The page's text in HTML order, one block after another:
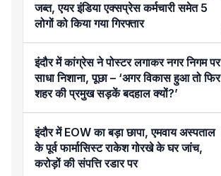
जब्त, एयर इंडिया एक्सप्रेस कर्मचारी समेत 5
लोगों को किया गया गिरफ्तार
इंदौर में कांग्रेस ने पोस्टर लगाकर नगर निगम पर
साधा निशाना, पूछा – ‘अगर विकास हुआ तो फिर
शहर की प्रमुख सड़कें बदहाल क्यों?’
इंदौर में EOW का बड़ा छापा, एमवाय अस्पताल
के पूर्व फार्मासिस्ट राकेश गोरखे के घर जांच,
करोड़ों की संपत्ति रडार पर